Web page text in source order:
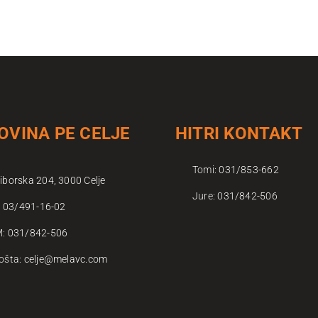
PE CELJE
204, 3000 Celje
03/491-16-02
031/842-506
celje@melavc.com
HITRI KONTAKT
Tomi:031/853-662
Jure:031/842-506